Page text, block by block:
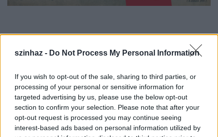
szinhaz - Do Not Process My Personal Information
If you wish to opt-out of the sale, sharing to third parties, or
processing of your personal or sensitive information for
targeted advertising by us, please use the below opt-out
section to confirm your selection. Please note that after your
opt-out request is processed you may continue seeing
interest-based ads based on personal information utilized by
Tolnay Klárita Vígszínházban fedezték fel, innen
indult színésznői pályája. A társulatnak 1946-ig volt
tagja, majd két évre a Művész Színházhoz szerződött.
1948-49-ben a Vígszínház társigazgatója, majd
1950-től a Madách Színház vezető művésze lett